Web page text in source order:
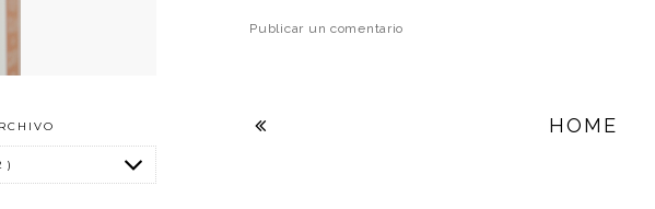
Publicar un comentario
HOME